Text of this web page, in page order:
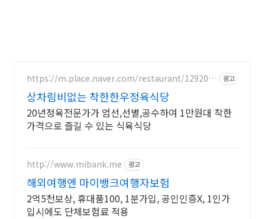
https://m.place.naver.com/restaurant/129205
광고
상차림비없는 착한한우정육식당
20년정육전문가가 엄선,선별,공수하여 1만원대 착한
가격으로 즐길 수 있는 식육식당
http://www.mibank.me 광고
해외여행엔 마이뱅크여행자보험
2억5천보상, 휴대품100, 1분가입, 공인인증X, 1인가
입시에도 단체보험료 적용